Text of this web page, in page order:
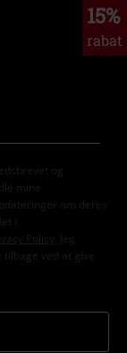
15%
rabat
og
mine
om deres
i
Policy
. Jeg
tilbage ved at give